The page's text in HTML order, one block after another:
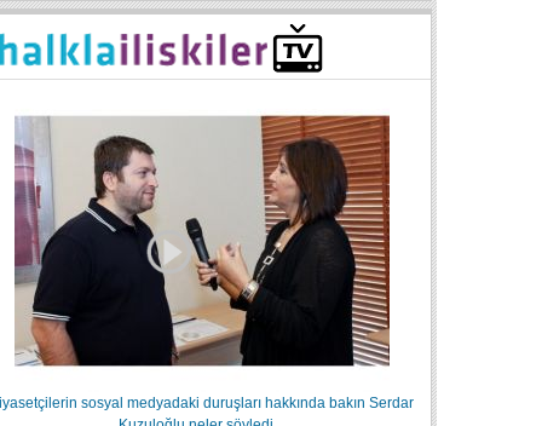
sosyal medyadaki duruşları hakkında bakın Serdar